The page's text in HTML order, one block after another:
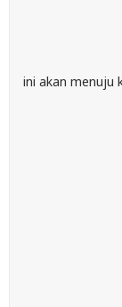
ini akan menuju